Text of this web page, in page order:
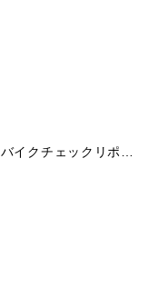
バイクチェックリポート！ 最高のブレーキを装備したカスタムBROMPTON！